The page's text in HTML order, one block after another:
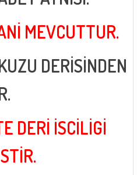
MEVCUTTUR.
DERİSİNDEN
DERİ İSCİLİGİ